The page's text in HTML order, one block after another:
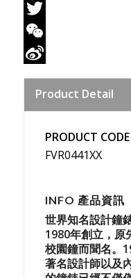
Facebook
Twitter
WeChat
Weibo
Product Detail
PRODUCT CODE
FVR0441XX
INFO 產品資訊
世界知名設計鐘
1980年創立，原
校園鐘而聞名。
著名設計師以及